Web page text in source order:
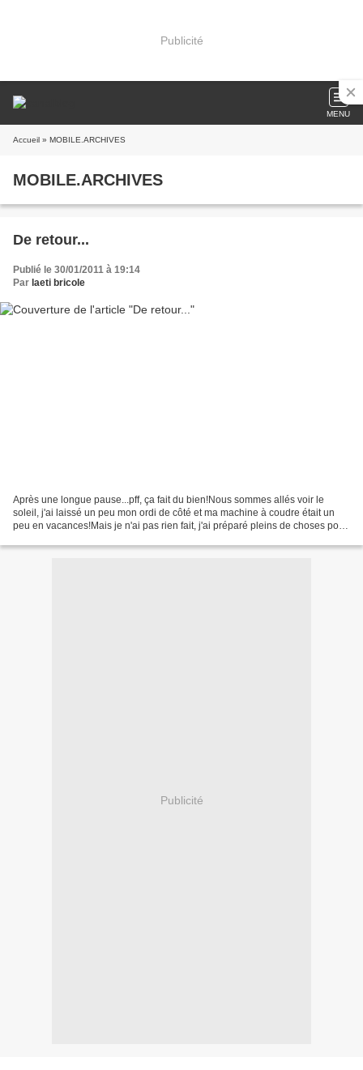
Publicité
MENU
Accueil » MOBILE.ARCHIVES
MOBILE.ARCHIVES
De retour...
Publié le 30/01/2011 à 19:14
Par laeti bricole
Après une longue pause...pff, ça fait du bien!Nous sommes allés voir le
soleil, j'ai laissé un peu mon ordi de côté et ma machine à coudre était un
peu en vacances!Mais je n'ai pas rien fait, j'ai préparé pleins de choses pour
Publicité